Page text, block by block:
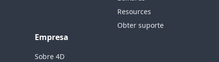
Resources
Obter suporte
Empresa
Sobre 4D